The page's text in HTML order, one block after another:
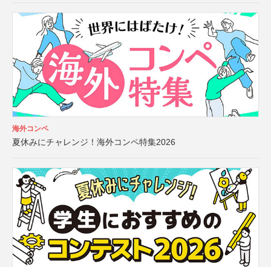
海外コンペ
夏休みにチャレンジ！海外コンペ特集2026